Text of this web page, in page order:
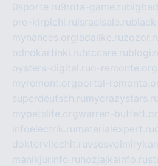
0sporte.ru9rota-game.ru
pro-kirpichi.ru israelsale.ru
mynances.org ladalike.ru
odnokartinki.ru htccare.ru
oysters-digital.ruo-remonte.org
myremont.org portal-
superdeutsch.ru mycrazystars.ru
mypetslife.orgwarren-
infoelectrik.ru materialexpert.ru
doktorvilechit.ru
manikjurinfo.ru hozjajkainfo.ru